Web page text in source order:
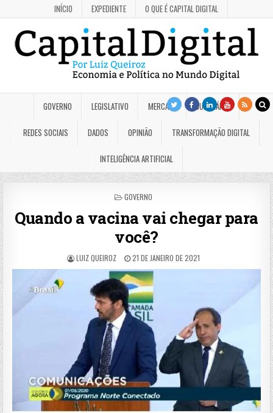
INÍCIO EXPEDIENTE O QUE É CAPITAL DIGITAL
GOVERNO LEGISLATIVO MERCADO JUDICIÁRIO
REDES SOCIAIS DADOS OPINIÃO TRANSFORMAÇÃO DIGITAL
INTELIGÊNCIA ARTIFICIAL
POSTED
GOVERNO
Quando a vacina vai chegar para
você?
LUIZ QUEIROZ 21 DE JANEIRO DE 2021